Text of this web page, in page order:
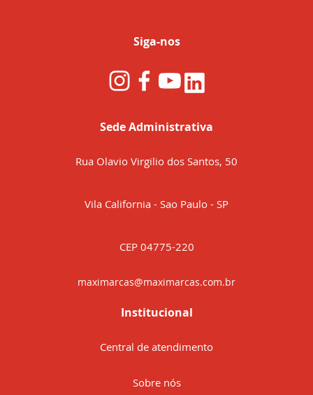
Siga-nos
Sede Administrativa
Rua Olavio Virgilio dos Santos, 50
Vila California - Sao Paulo - SP
CEP 04775-220
maximarcas@maximarcas.com.br
Institucional
Central de atendimento
Sobre nós